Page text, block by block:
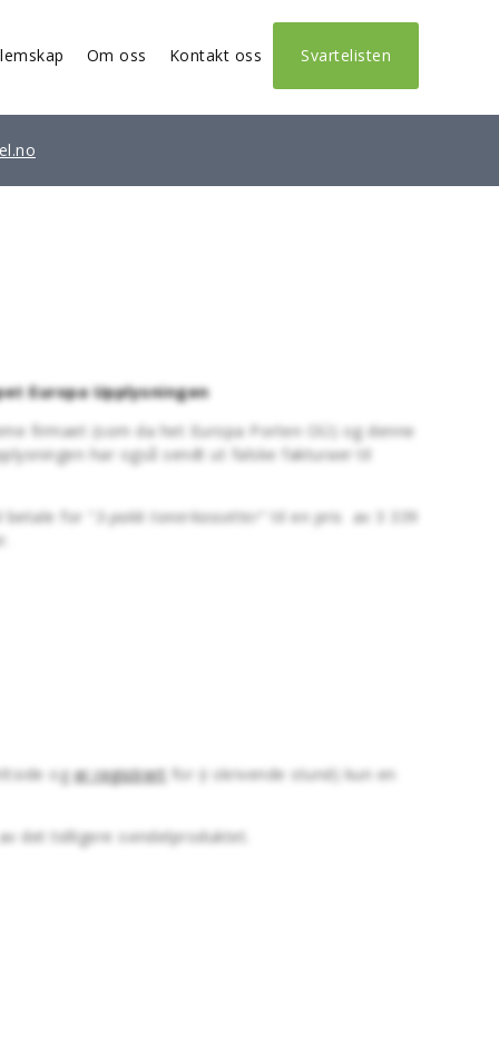
Om oss Kontakt oss Svartelisten
Europa Upplysningen
firmaet (som da het Europa Porten OÜ) og denne
har også sendt ut falske fakturaer til
for " 3-pakk tonerkassetter
" til en pris av 3 339
oger registrert for (i skrivende stund) kun en
det tidligere svindelproduktet.